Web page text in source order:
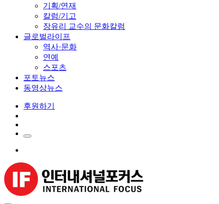
기획/연재
칼럼/기고
장유리 교수의 문화칼럼
글로벌라이프
역사·문화
연예
스포츠
포토뉴스
동영상뉴스
후원하기